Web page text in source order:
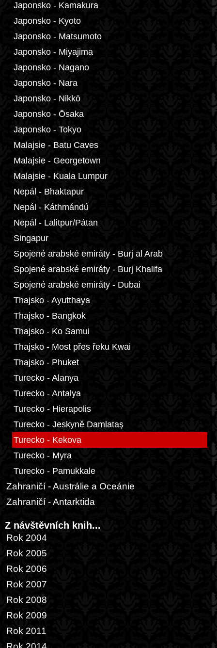
Japonsko - Kamakura
Japonsko - Kyoto
Japonsko - Matsumoto
Japonsko - Miyajima
Japonsko - Nagano
Japonsko - Nara
Japonsko - Nikkō
Japonsko - Ōsaka
Japonsko - Tokyo
Malajsie - Batu Caves
Malajsie - Georgetown
Malajsie - Kuala Lumpur
Nepál - Bhaktapur
Nepál - Káthmándú
Nepál - Lalitpur/Pátan
Singapur
Spojené arabské emiráty - Burj al Arab
Spojené arabské emiráty - Burj Khalifa
Spojené arabské emiráty - Dubai
Thajsko - Ayutthaya
Thajsko - Bangkok
Thajsko - Ko Samui
Thajsko - Most přes řeku Kwai
Thajsko - Phuket
Turecko - Alanya
Turecko - Antalya
Turecko - Hierapolis
Turecko - Jeskyně Damlataş
Turecko - Kekova
Turecko - Myra
Turecko - Pamukkale
Zahraničí - Austrálie a Oceánie
Zahraničí - Antarktida
Z návštěvních knih...
Rok 2004
Rok 2005
Rok 2006
Rok 2007
Rok 2008
Rok 2009
Rok 2011